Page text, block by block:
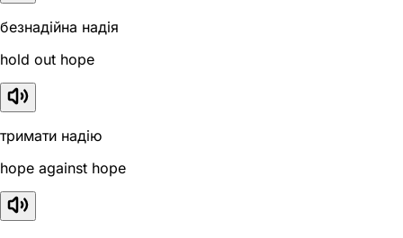
безнадійна надія
hold out hope
тримати надію
hope against hope